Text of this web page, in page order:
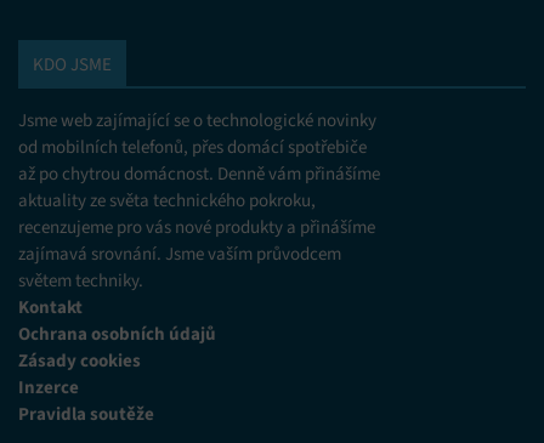
KDO JSME
Jsme web zajímající se o technologické novinky
od mobilních telefonů, přes domácí spotřebiče
až po chytrou domácnost. Denně vám přinášíme
aktuality ze světa technického pokroku,
recenzujeme pro vás nové produkty a přinášíme
zajímavá srovnání. Jsme vaším průvodcem
světem techniky.
Kontakt
Ochrana osobních údajů
Zásady cookies
Inzerce
Pravidla soutěže